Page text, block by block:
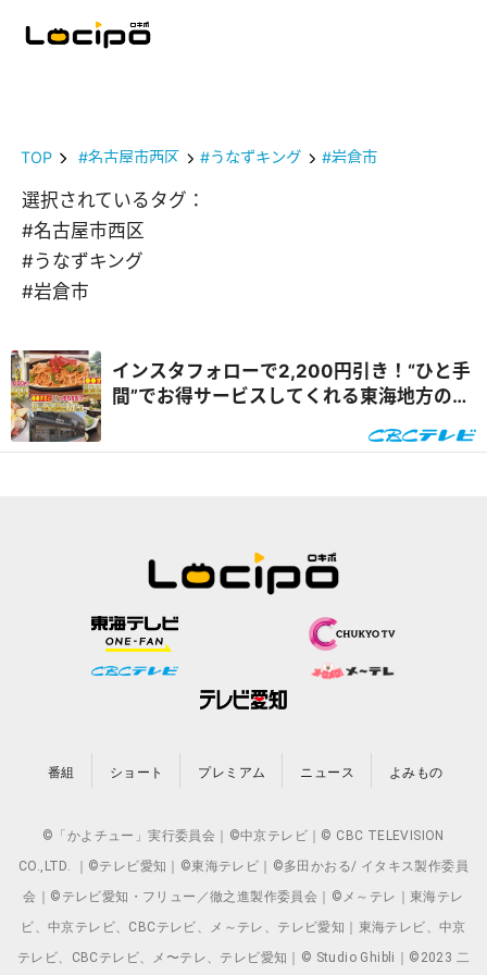
TOP #名古屋市西区 #うなずキング #岩倉市
選択されているタグ：
#名古屋市西区
#うなずキング
#岩倉市
インスタフォローで2,200円引き！“ひと手
間”でお得サービスしてくれる東海地方のグ
ムズ』
番組 ショート プレミアム ニュース よみもの
©「かよチュー」実行委員会｜©中京テレビ｜© CBC TELEVISION
CO.,LTD. ｜©テレビ愛知｜©東海テレビ｜©多田かおる/ イタキス製作委員
会｜©テレビ愛知・フリュー／徹之進製作委員会｜©メ～テレ｜東海テレ
ビ、中京テレビ、CBCテレビ、メ～テレ、テレビ愛知｜東海テレビ、中京
テレビ、CBCテレビ、メ〜テレ、テレビ愛知｜© Studio Ghibli｜©2023 二